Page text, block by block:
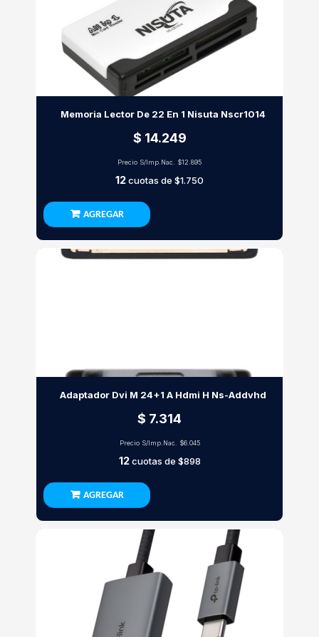
Memoria Lector De 22 En 1 Nisuta Nscr1014
$ 14.249
Precio S/Imp.Nac. $12.895
12cuotas de $1.750
AGREGAR
Adaptador Dvi M 24+1 A Hdmi H Ns-Addvhd
$ 7.314
Precio S/Imp.Nac. $6.045
12cuotas de $898
AGREGAR